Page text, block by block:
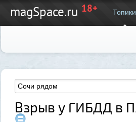
magSpace.ru 18+ Топики
Взрыв у ГИБДД в